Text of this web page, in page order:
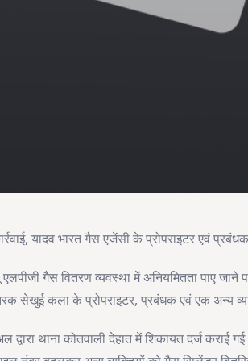
यादव भारत गैस एजेंसी के प्रोपराइटर एवं
गैस वितरण व्यवस्था में अनियमितता पाए जाने
सेखुई कला के प्रोपराइटर, प्रबंधक एवं एक अन्य
द्वारा थाना कोतवाली देहात में शिकायत दर्ज